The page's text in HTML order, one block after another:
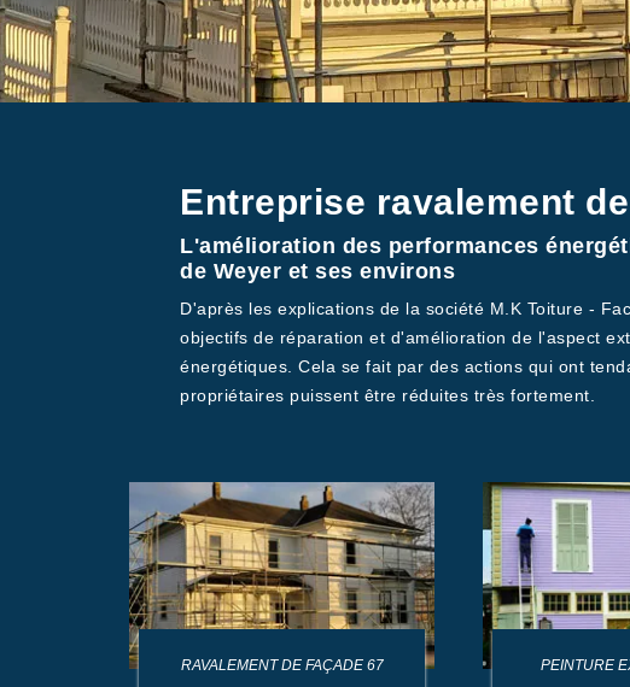
Entreprise ravalement
L'amélioration des performances
de Weyer et ses environs
D'après les explications de la société M.K Toiture -
objectifs de réparation et d'amélioration de l'aspect
énergétiques. Cela se fait par des actions qui ont
propriétaires puissent être réduites très fortement.
RAVALEMENT DE FAÇADE 67 PEINTURE